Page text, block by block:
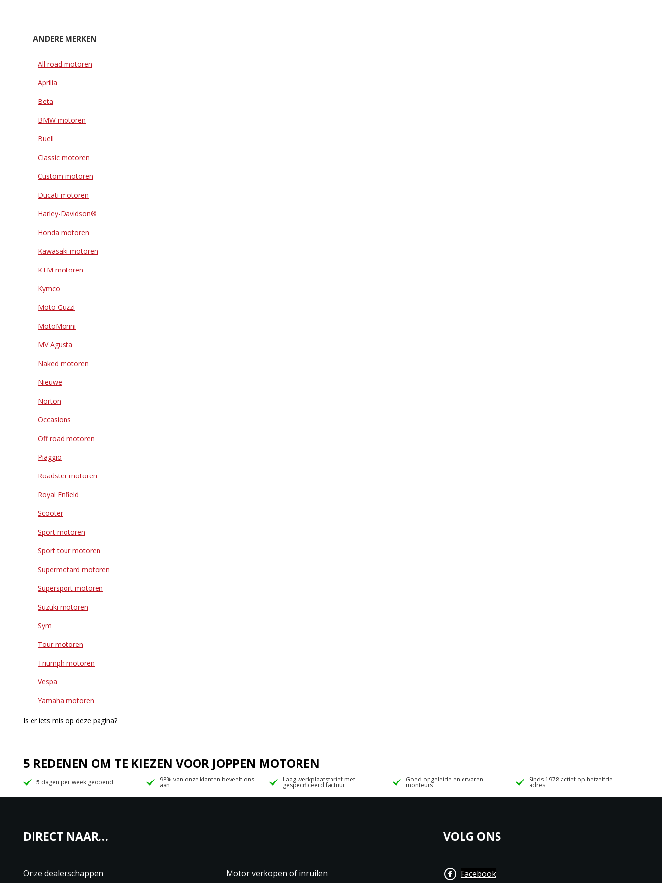
ANDERE MERKEN
All road motoren
Aprilia
Beta
BMW motoren
Buell
Classic motoren
Custom motoren
Ducati motoren
Harley-Davidson®
Honda motoren
Kawasaki motoren
KTM motoren
Kymco
Moto Guzzi
MotoMorini
MV Agusta
Naked motoren
Nieuwe
Norton
Occasions
Off road motoren
Piaggio
Roadster motoren
Royal Enfield
Scooter
Sport motoren
Sport tour motoren
Supermotard motoren
Supersport motoren
Suzuki motoren
Sym
Tour motoren
Triumph motoren
Vespa
Yamaha motoren
Is er iets mis op deze pagina?
5 REDENEN OM TE KIEZEN VOOR JOPPEN MOTOREN
5 dagen per week geopend 98% van onze klanten beveelt ons
aan
Laag werkplaatstarief met
gespecificeerd factuur
Goed opgeleide en ervaren
monteurs
Sinds 1978 actief op hetzelfde
adres
DIRECT NAAR…
Onze dealerschappen Motor verkopen of inruilen
VOLG ONS
Facebook